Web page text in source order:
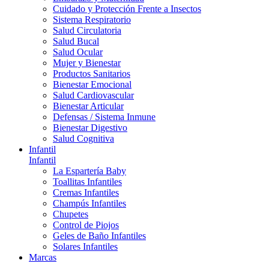
Cuidado y Protección Frente a Insectos
Sistema Respiratorio
Salud Circulatoria
Salud Bucal
Salud Ocular
Mujer y Bienestar
Productos Sanitarios
Bienestar Emocional
Salud Cardiovascular
Bienestar Articular
Defensas / Sistema Inmune
Bienestar Digestivo
Salud Cognitiva
Infantil
Infantil
La Espartería Baby
Toallitas Infantiles
Cremas Infantiles
Champús Infantiles
Chupetes
Control de Piojos
Geles de Baño Infantiles
Solares Infantiles
Marcas